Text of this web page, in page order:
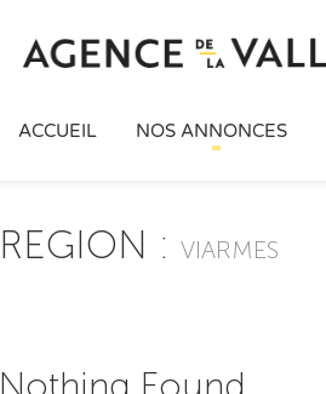
ACCUEIL NOS ANNONCES
REGION : VIARMES